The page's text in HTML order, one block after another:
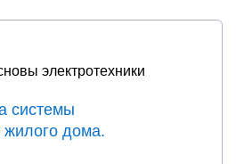
электротехники
системы
жилого дома.